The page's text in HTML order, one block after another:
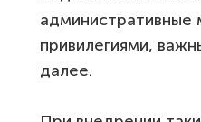
привилегиями,
далее.